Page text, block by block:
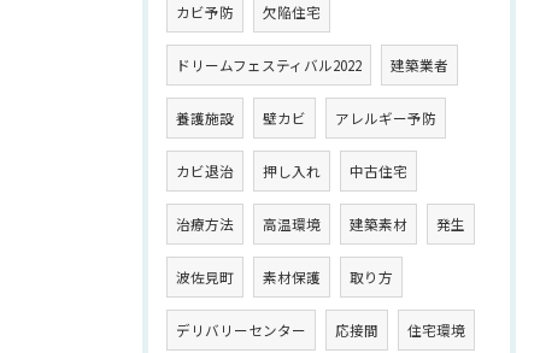
カビ予防 欠陥住宅
ドリームフェスティバル2022 建築業者
養護施設 壁カビ アレルギー予防
カビ退治 押し入れ 中古住宅
治療方法 高温環境 建築素材 発生
波佐見町 素材保護 取り方
デリバリーセンター 応接間 住宅環境